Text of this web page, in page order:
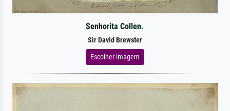
Senhorita Collen.
Sir David Brewster
Escolher imagem